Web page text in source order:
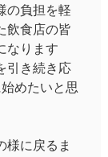
の負担を軽
飲食店の皆
なります
引き続き応
めたいと思
様に戻るま